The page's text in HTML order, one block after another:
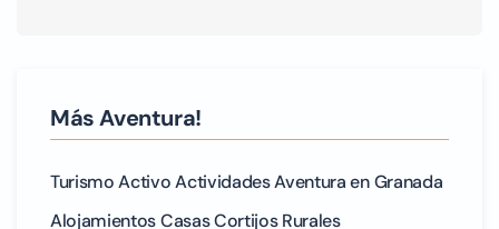
Más Aventura!
Turismo Activo Actividades Aventura en Granada
Alojamientos Casas Cortijos Rurales